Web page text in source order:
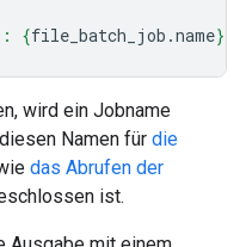
{file_batch_job .name}
wird ein Jobname
Namen für die
das Abrufen der
ist.